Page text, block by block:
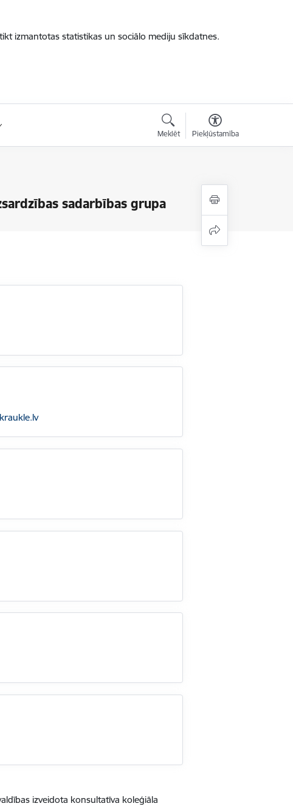
izmantotas statistikas un sociālo mediju sīkdatnes.
Meklēt Piekļūstamība
sadarbības grupa
izveidota konsultatīva koleģiāla